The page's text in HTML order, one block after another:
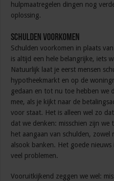
hulpmaatregelen dingen nog
oplossing.
Schulden voorkomen
Schulden voorkomen in plaats
is altijd een hele belangrijke, iets
Natuurlijk laat je eerst mensen
hypotheekmarkt en op de
gedaan en tot nu toe hebben we
mee, als je kijkt naar de
voor staat. Het is alleen wel zo
dat we denken: misschien zijn we
het aangaan van schulden, zowel
alsook banken. Het goede
veel problemen.
Vooruitkijkend zeggen we wel: